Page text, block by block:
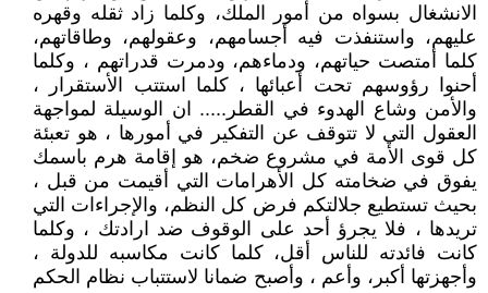
الانشغال بسواه من أمور الملك، وكلما زاد ثقله وقهره
عليهم، واستنفذت فيه أجسامهم، وعقولهم، وطاقاتهم،
كلما أمتصت حياتهم، ودماءهم، ودمرت قدراتهم ، وكلما
أحنوا رؤوسهم تحت أعبائها ، كلما استتب الأستقرار ،
والأمن وشاع الهدوء في القطر..... ان الوسيلة لمواجهة
العقول التي لا تتوقف عن التفكير في أمورها ، هو تعبئة
كل قوى الأمة في مشروع ضخم، هو إقامة هرم باسمك
يفوق في ضخامته كل الأهرامات التي أقيمت من قبل ،
بحيث تستطيع جلالتكم فرض كل النظم، والإجراءات التي
تريدها ، فلا يجرؤ أحد على الوقوف ضد ارادتك ، وكلما
كانت فائدته للناس أقل، كلما كانت مكاسبه للدولة ،
وأجهزتها أكبر، وأعم ، وأصبح ضمانا لاستتباب نظام الحكم